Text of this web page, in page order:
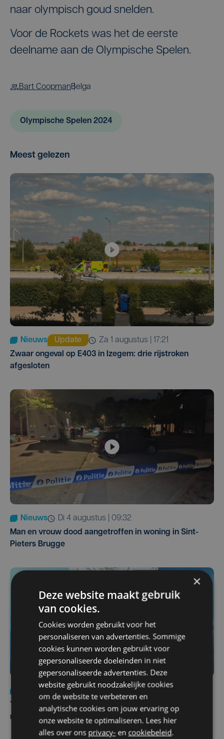
naar olympisch goud snelden.
Voor de Rockets was het de eerste
deelname aan de Olympische Spelen.
Bart CoopmanBelga
Olympische Spelen 2024
Meest gelezen
Nieuws Update
za 1 augustus | 17:21
Zwaar ongeval op E403 in Izegem: drie rijstroken
afgesloten
Nieuws
di 4 augustus | 09:32
Man en vrouw dood aangetroffen in woning in Sint-
Pieters Brugge
do 6 augustus | 21:30
Yaro (19), slachtoffer van vechtpartij, is na
maandenlange coma overleden
×
Deze website maakt gebruik
van cookies.
Cookies worden gebruikt voor het
personaliseren van advertenties. Sommige
cookies kunnen worden gebruikt voor
gepersonaliseerde doeleinden in niet
gepersonaliseerde advertenties. Deze
website gebruikt noodzakelijke cookies
om de website te verbeteren en
analytische cookies om jouw ervaring op
onze website te optimaliseren. Lees hier
alles over ons privacy- en cookiebeleid.